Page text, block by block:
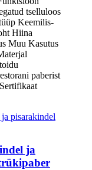
tselluloos
Keemilis-
Hiina
Muu Kasutus
paberist
ja